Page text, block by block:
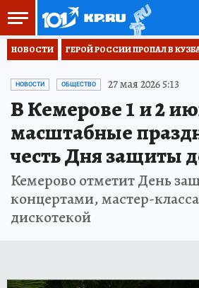
НОВОСТИ ГЕРОЙ РОССИИ ПРОПАЛ В
НОВОСТИ ОБЩЕСТВО 27 мая 2026 5:13
В Кемерове 1 и 2
масштабные
честь Дня защиты
Кемерово отметит День
концертами, мастер-
дискотекой